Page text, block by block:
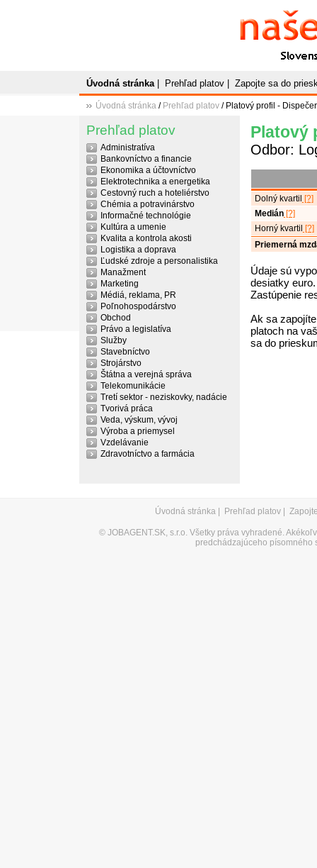
Naše
Slovenský
Úvodná stránka| Prehľad platov Zapojte sa do
Úvodná stránka / Prehľad platov / Platový profil - Dispečer
Prehľad platov
Administratíva
Bankovníctvo a financie
Ekonomika a účtovníctvo
Elektrotechnika a energetika
Cestovný ruch a hoteliérstvo
Chémia a potravinárstvo
Informačné technológie
Kultúra a umenie
Kvalita a kontrola akosti
Logistika a doprava
Ľudské zdroje a personalistika
Manažment
Marketing
Médiá, reklama, PR
Poľnohospodárstvo
Obchod
Právo a legislatíva
Služby
Stavebníctvo
Strojárstvo
Štátna a verejná správa
Telekomunikácie
Tretí sektor - neziskovky, nadácie
Tvorivá práca
Veda, výskum, vývoj
Výroba a priemysel
Vzdelávanie
Zdravotníctvo a farmácia
Platový
Odbor:
Dolný kvartil
[?]
Medián[?]
Horný kvartil
[?]
Priemerná
Údaje sú
desiatky euro.
Zastúpenie
Ak sa
platoch na
sa do
Úvodná stránka Prehľad platov
© JOBAGENT.SK, s.r.o. Všetky práva vyhradené.
predchádzajúceho písomného